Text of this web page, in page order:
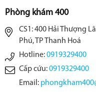
Phòng khám 400
CS1: 400 Hải Thượng
Phú, TP Thanh Hoá
Hotline:0919329400
Cấp cứu:0919329400
Email: